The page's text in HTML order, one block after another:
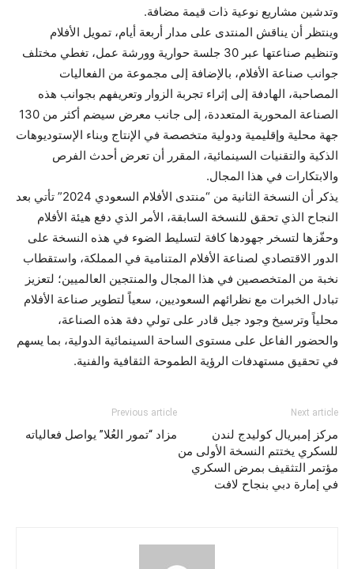
وتدشين مشاريع نوعية ذات قيمة مضافة.
وينتظر أن يناقش المنتدى على مدار أربعة أيام، تمويل الأفلام
وتنظيم صناعتها عبر 30 جلسة حوارية وورشة عمل، تغطي مختلف
جوانب صناعة الأفلام، بالإضافة إلى مجموعة من الفعاليات
المصاحبة، الهادفة إلى إثراء تجربة الزوار وتعريفهم بجوانب هذه
الصناعة المحورية المتعددة، إلى جانب معرض سيضم أكثر من 130
جهة محلية وإقليمية ودولية متخصصة في الإنتاج وبناء الإستوديوهات
الذكية والتقنيات السينمائية، المقرر أن تعرض أحدث الفرص
والابتكارات في هذا المجال.
يذكر أن النسخة الثانية من “منتدى الأفلام السعودي 2024” تأتي بعد
النجاح الذي تحقق للنسخة السابقة، الأمر الذي دفع هيئة الأفلام
وحفّزها لتسخر جهودها كافة لتسليط الضوء في هذه النسخة على
الدور الاقتصادي لصناعة الأفلام المتنامية في المملكة، واستقطاب
نخبة من المتخصصين في هذا المجال والمنتجين العالميين؛ لتعزيز
تبادل الخبرات مع نظرائهم السعوديين، سعياً لتطوير صناعة الأفلام
محلياً وترسيخ وجود جيل قادر على تولي دفة هذه الصناعة،
والحضور الفاعل على مستوى الساحة السينمائية الدولية، بما يسهم
في تحقيق مستهدفات الرؤية الطموحة الثقافية والفنية.
Previous article
مزاد “تمور العُلا” يواصل فعالياته
Next article
مركز إمبريال كوليدج لندن
للسكري يختتم النسخة الأولى من
مؤتمر التثقيف بمرض السكري
في إمارة دبي بنجاح لافت